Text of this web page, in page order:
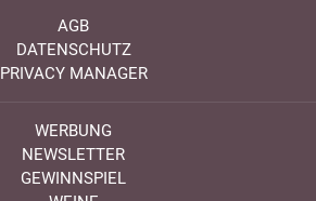
AGB
DATENSCHUTZ
PRIVACY MANAGER
WERBUNG
NEWSLETTER
GEWINNSPIEL